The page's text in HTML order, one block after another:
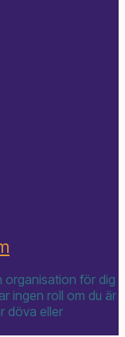
organisation för dig
ingen roll om du är
döva eller